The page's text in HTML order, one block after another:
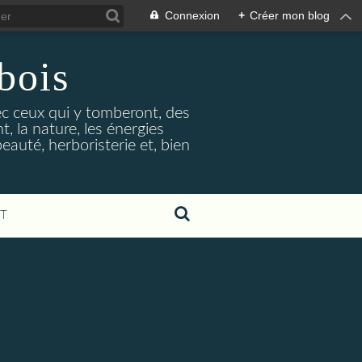
Connexion + Créer mon blog
ceux qui y tomberont, des
la nature, les énergies
herboristerie et, bien